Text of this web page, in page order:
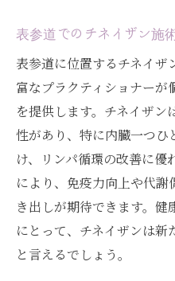
表参道でのチネイザン施
表参道に位置するチネイザ
富なプラクティショナーが
を提供します。チネイザ
性があり、特に内臓一つひ
け、リンパ循環の改善に優
により、免疫力向上や代
き出しが期待できます。
にとって、チネイザンは
と言えるでしょう。